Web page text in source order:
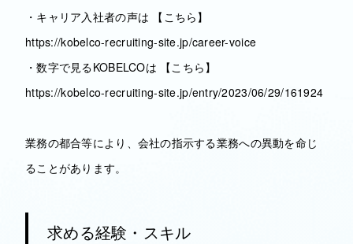
・キャリア入社者の声は 【こちら】
https://kobelco-recruiting-site.jp/career-voice
・数字で見るKOBELCOは 【こちら】
https://kobelco-recruiting-site.jp/entry/2023/06/29/161924
業務の都合等により、会社の指示する業務への異動を命じ
ることがあります。
求める経験・スキル